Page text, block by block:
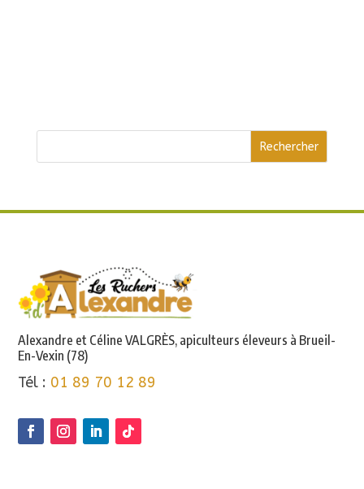
Alexandre et Céline VALGRÈS, apiculteurs éleveurs à Brueil-
En-Vexin (78)
Tél : 01 89 70 12 89